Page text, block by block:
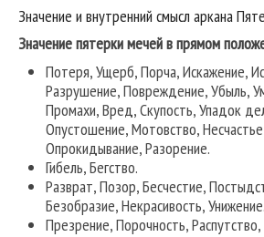
Значение и внутренний смысл аркана
Значение пятерки мечей в прямом
Потеря, Ущерб, Порча, Искажение,
Разрушение, Повреждение, Убыль,
Промахи, Вред, Скупость, Упадок
Опустошение, Мотовство,
Опрокидывание, Разорение.
Гибель, Бегство.
Разврат, Позор, Бесчестие,
Безобразие, Некрасивость, Унижение.
Презрение, Порочность,